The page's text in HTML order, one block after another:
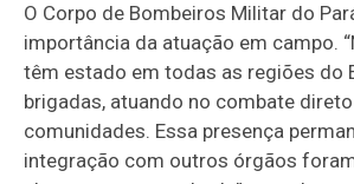
O Corpo de Bombeiros Militar do
importância da atuação em campo.
têm estado em todas as regiões do
brigadas, atuando no combate
comunidades. Essa presença
integração com outros órgãos